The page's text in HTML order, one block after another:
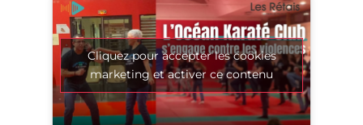
Cliquez pour accepter les cookies
marketing et activer ce contenu